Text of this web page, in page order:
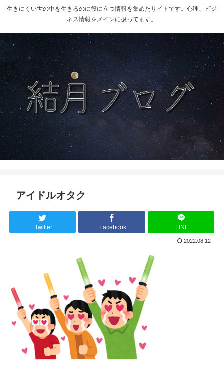
生きにくい世の中を生きるのに役に立つ情報を集めたサイトです。心理、ビジ
ネス情報をメインに扱ってます。
アイドルオタク
Twitter Facebook LINE
2022.08.12